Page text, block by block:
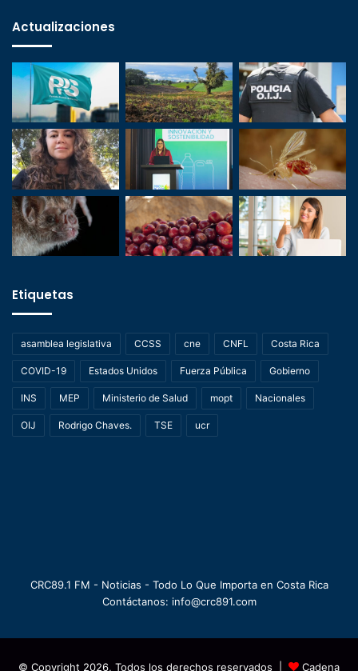
Actualizaciones
Etiquetas
asamblea legislativa CCSS cne CNFL Costa Rica
COVID-19 Estados Unidos Fuerza Pública Gobierno
INS MEP Ministerio de Salud mopt Nacionales
OIJ Rodrigo Chaves. TSE ucr
CRC89.1 FM - Noticias - Todo Lo Que Importa en Costa Rica
Contáctanos: info@crc891.com
© Copyright 2026, Todos los derechos reservados | Cadena